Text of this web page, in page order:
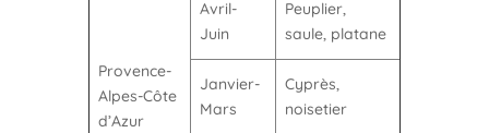
Provence-
Alpes-Côte
d’Azur
Avril-
Juin
Peuplier,
saule, platane
Janvier-
Mars
Cyprès,
noisetier